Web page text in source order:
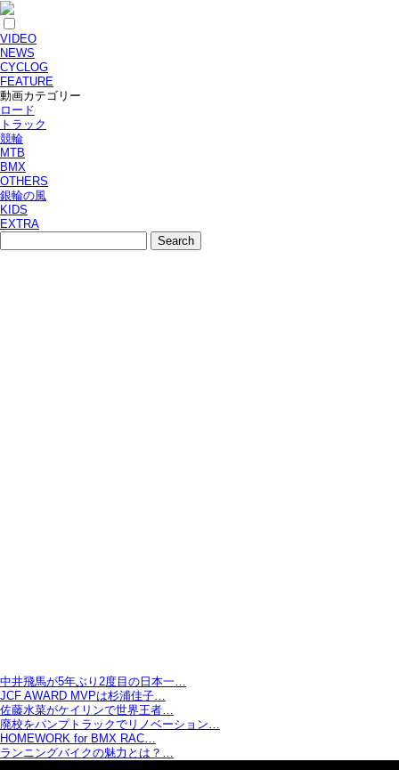
VIDEO
NEWS
CYCLOG
FEATURE
動画カテゴリー
ロード
トラック
競輪
MTB
BMX
OTHERS
銀輪の風
KIDS
EXTRA
中井飛馬が5年ぶり2度目の日本一…
JCF AWARD MVPは杉浦佳子…
佐藤水菜がケイリンで世界王者…
廃校をパンプトラックでリノベーション…
HOMEWORK for BMX RAC…
ランニングバイクの魅力とは？…